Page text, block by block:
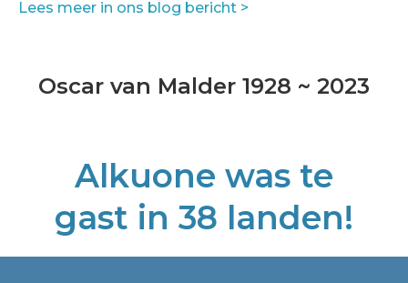
Lees meer in ons blog bericht >
Oscar van Malder 1928 ~ 2023
Alkuone was te
gast in 38 landen!